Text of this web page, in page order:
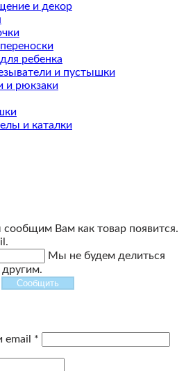
и декор
ребенка
и пустышки
и рюкзаки
и каталки
Вам как товар появится.
Мы не будем делиться
Сообщить
email *